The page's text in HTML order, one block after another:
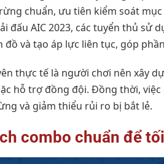
chuẩn, ưu tiên kiểm soát
đấu AIC 2023, các tuyển thủ sử
đồ và tạo áp lực liên tục, góp
thực tế là người chơi nên xây
hỗ trợ đồng đội. Đồng thời,
và giảm thiểu rủi ro bị bắt lẻ.
combo chuẩn để